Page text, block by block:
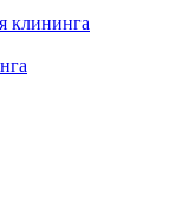
клининга